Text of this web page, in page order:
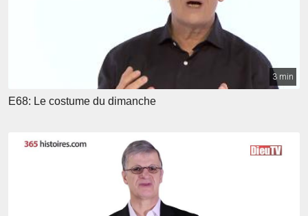
3 min
E68: Le costume du dimanche